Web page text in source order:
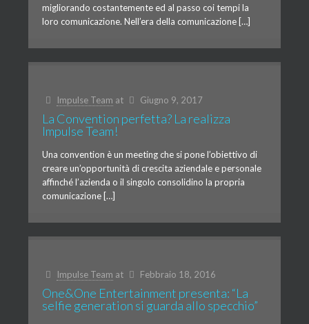
migliorando costantemente ed al passo coi tempi la
loro comunicazione. Nell’era della comunicazione […]
Impulse Team at Giugno 9, 2017
La Convention perfetta? La realizza
Impulse Team!
Una convention è un meeting che si pone l’obiettivo di
creare un’opportunità di crescita aziendale e personale
affinché l’azienda o il singolo consolidino la propria
comunicazione […]
Impulse Team at Febbraio 18, 2016
One&One Entertainment presenta: “La
selfie generation si guarda allo specchio”